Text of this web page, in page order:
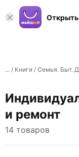
... / Книги / Семья. Быт.
и ремонт
14 товаров